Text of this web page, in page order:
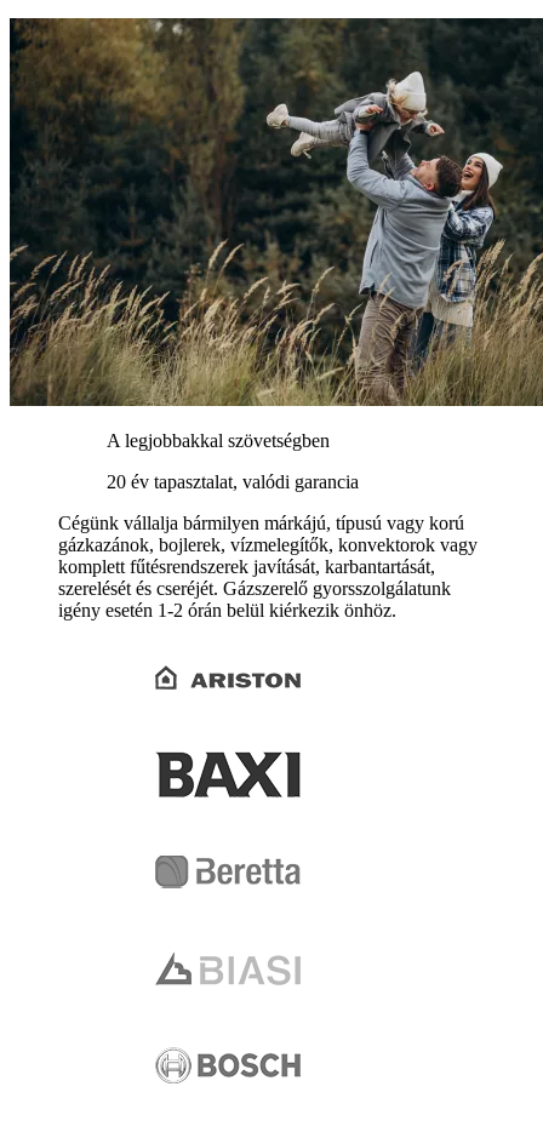
A legjobbakkal szövetségben
20 év tapasztalat, valódi garancia
Cégünk vállalja bármilyen márkájú, típusú vagy korú
gázkazánok, bojlerek, vízmelegítők, konvektorok vagy
komplett fűtésrendszerek javítását, karbantartását,
szerelését és cseréjét. Gázszerelő gyorsszolgálatunk
igény esetén 1-2 órán belül kiérkezik önhöz.